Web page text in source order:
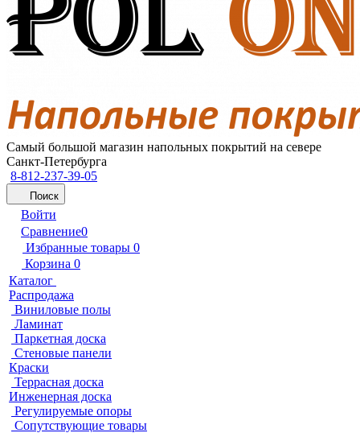
Самый большой магазин напольных покрытий на севере
Санкт-Петербурга
8-812-237-39-05
Поиск
Войти
Сравнение0
Избранные товары 0
Корзина 0
Каталог
Распродажа
Виниловые полы
Ламинат
Паркетная доска
Стеновые панели
Краски
Террасная доска
Инженерная доска
Регулируемые опоры
Сопутствующие товары